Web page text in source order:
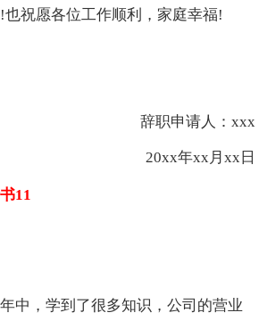
祝愿各位工作顺利，家庭幸福!
辞职申请人：xxx
20xx年xx月xx日
11
中，学到了很多知识，公司的营业